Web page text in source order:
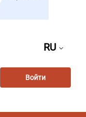
RU
Войти